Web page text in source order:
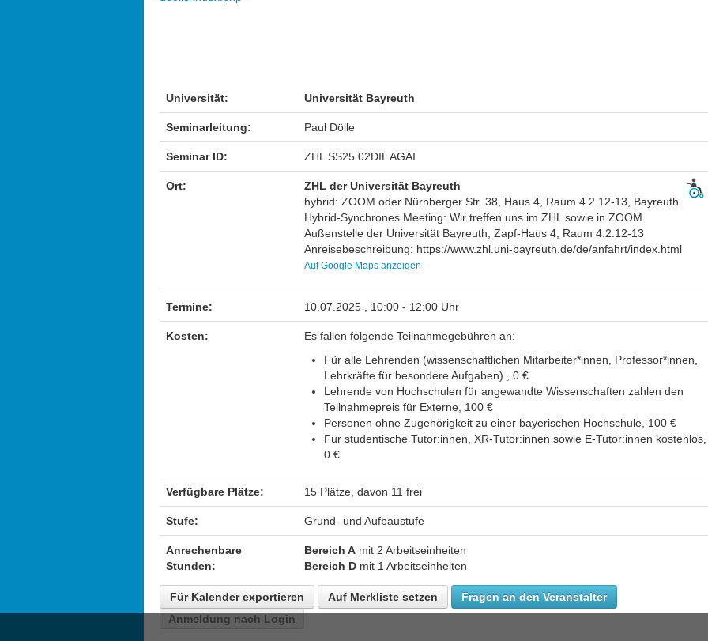
Universität: Universität Bayreuth
Seminarleitung: Paul Dölle
Seminar ID: ZHL SS25 02DIL AGAI
Ort:
ZHL der Universität Bayreuth
hybrid: ZOOM oder Nürnberger Str. 38, Haus 4, Raum 4.2.12-13, Bayreuth
Hybrid-Synchrones Meeting: Wir treffen uns im ZHL sowie in ZOOM.
Außenstelle der Universität Bayreuth, Zapf-Haus 4, Raum 4.2.12-13
Anreisebeschreibung: https://www.zhl.uni-bayreuth.de/de/anfahrt/index.html
Auf Google Maps anzeigen
Termine: 10.07.2025 , 10:00 - 12:00 Uhr
Kosten:
Es fallen folgende Teilnahmegebühren an:
Für alle Lehrenden (wissenschaftlichen Mitarbeiter*innen, Professor*innen,
Lehrkräfte für besondere Aufgaben) , 0 €
Lehrende von Hochschulen für angewandte Wissenschaften zahlen den
Teilnahmepreis für Externe, 100 €
Personen ohne Zugehörigkeit zu einer bayerischen Hochschule, 100 €
Für studentische Tutor:innen, XR-Tutor:innen sowie E-Tutor:innen kostenlos,
0 €
Verfügbare Plätze: 15 Plätze, davon 11 frei
Stufe: Grund- und Aufbaustufe
Anrechenbare
Stunden:
Bereich A mit 2 Arbeitseinheiten
Bereich D mit 1 Arbeitseinheiten
Für Kalender exportieren Auf Merkliste setzen
Fragen an den Veranstalter
Anmeldung nach Login